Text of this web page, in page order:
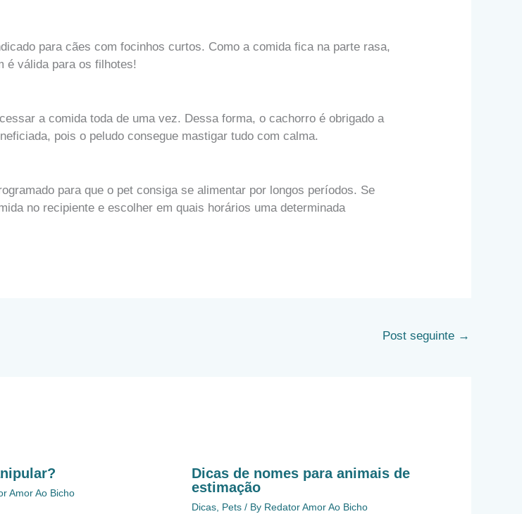
para cães com focinhos curtos. Como a comida fica na parte rasa,
é válida para os filhotes!
a comida toda de uma vez. Dessa forma, o cachorro é obrigado a
pois o peludo consegue mastigar tudo com calma.
para que o pet consiga se alimentar por longos períodos. Se
no recipiente e escolher em quais horários uma determinada
Post seguinte →
Amor Ao Bicho
Dicas de nomes para animais de
estimação
Dicas, Pets/ By Redator Amor Ao Bicho